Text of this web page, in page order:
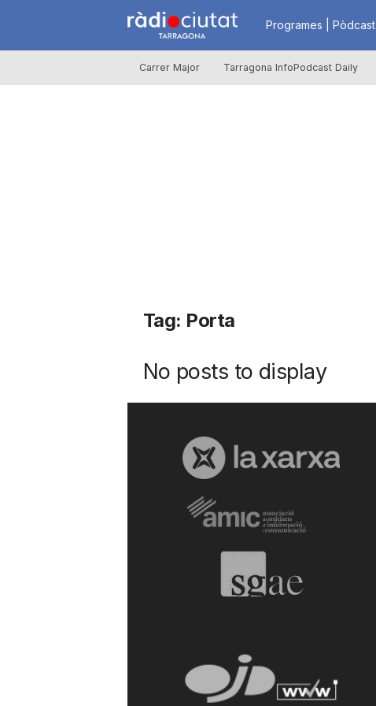
R
à
u
t
d
T
Programes | Pòdcast
Carrer Major Tarragona InfoPodcast Daily
Tag: Porta
No posts to display